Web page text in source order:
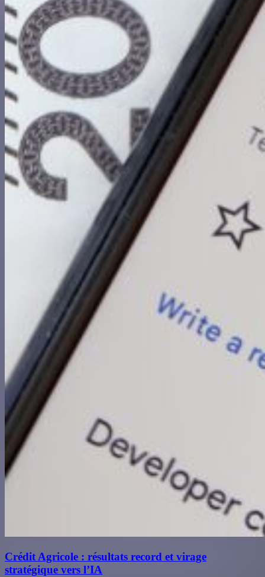
Crédit Agricole : résultats record et virage
stratégique vers l’IA